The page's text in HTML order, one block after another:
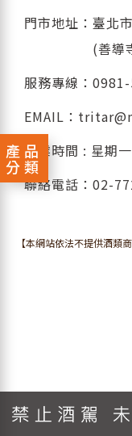
產品
分類
門市地址：臺北
(善導
服務專線：
EMAIL：
營業時間 : 星期
聯絡電話： 02-
【本網站依法不提供酒類